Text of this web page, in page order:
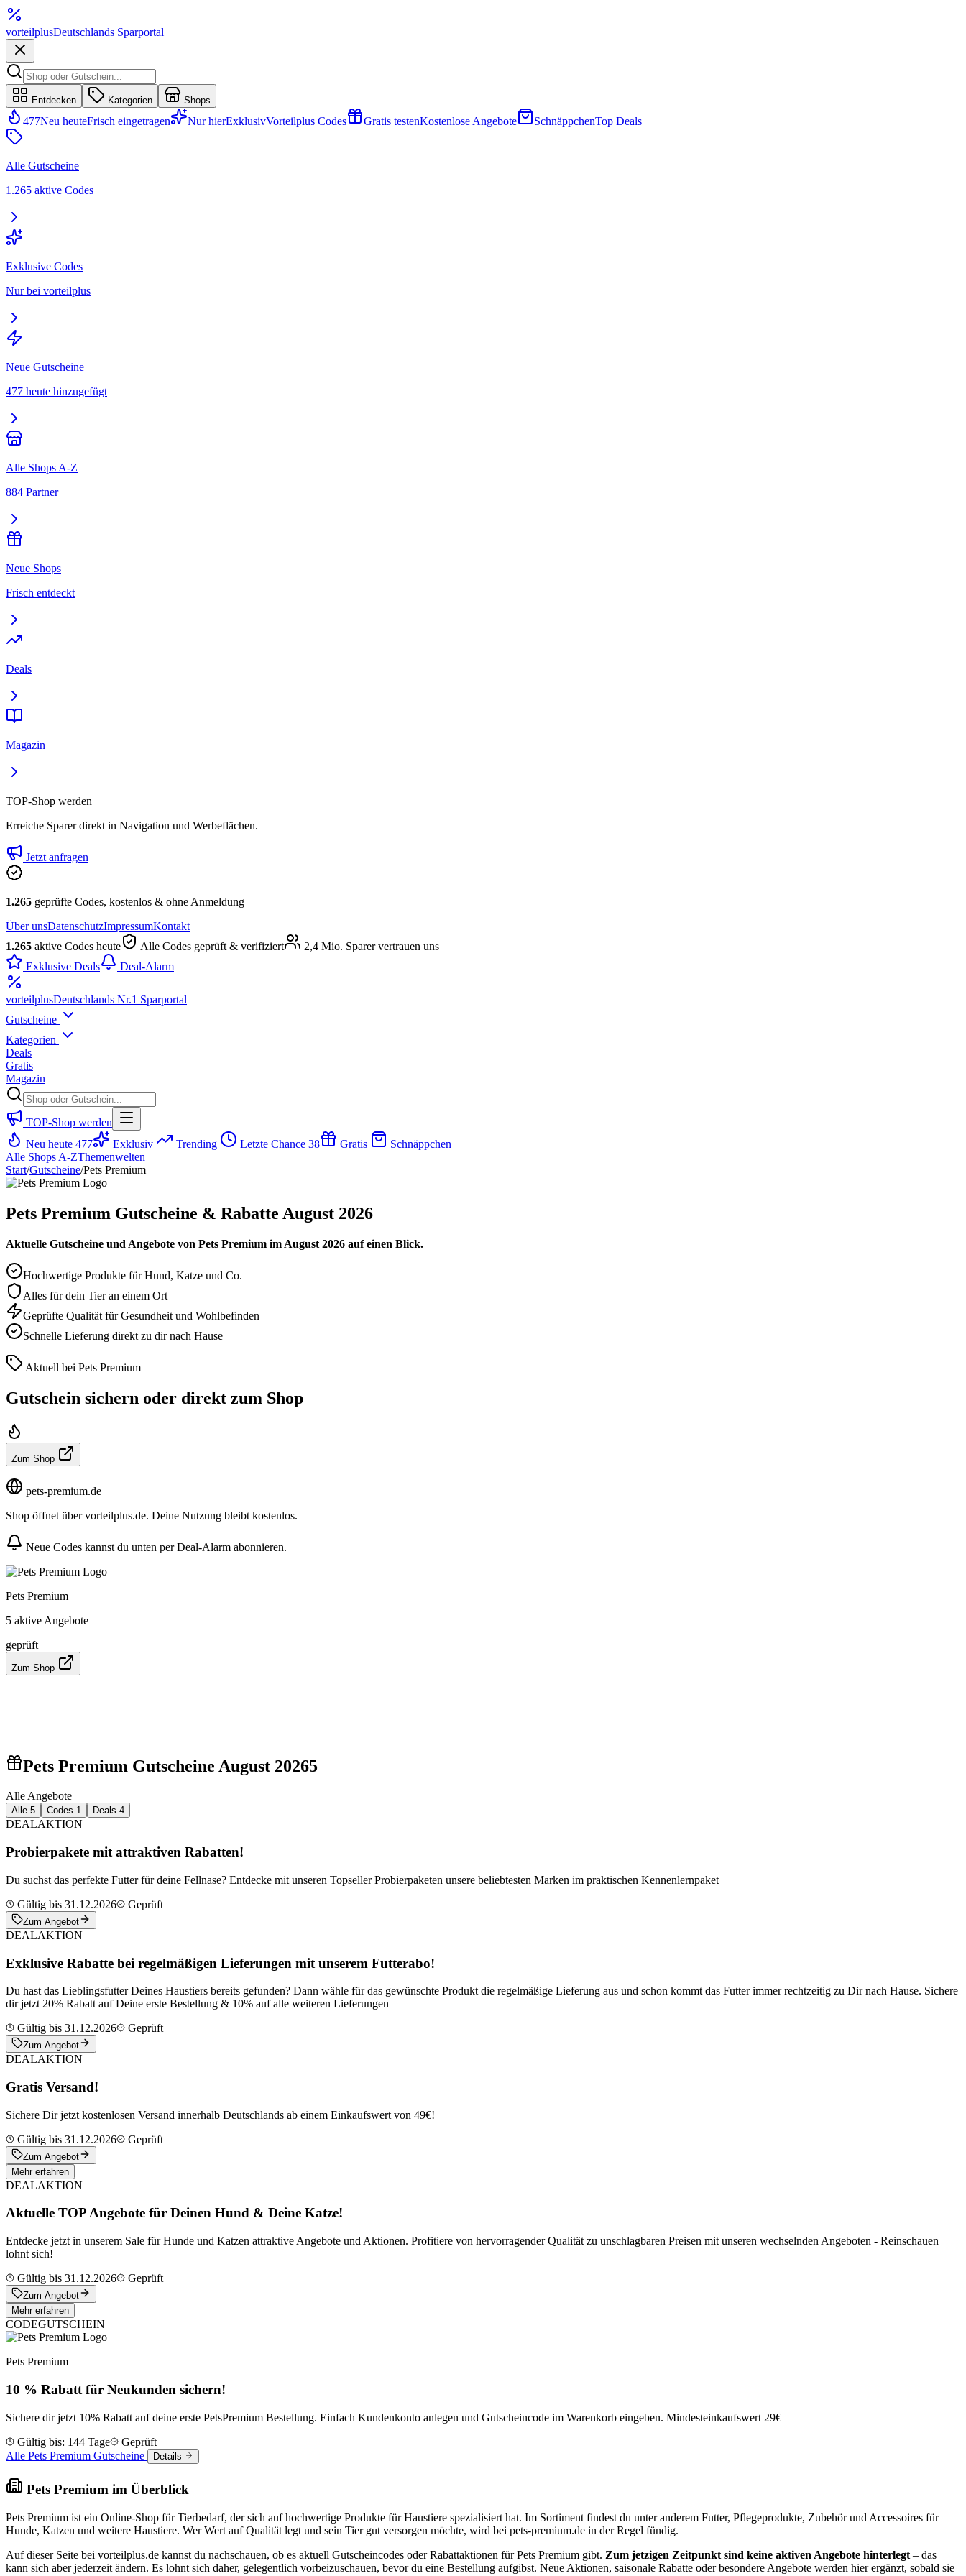
vorteilplusDeutschlands Sparportal
Entdecken Kategorien Shops
477Neu heuteFrisch eingetragen Nur hierExklusivVorteilplus Codes Gratis testenKostenlose Angebote SchnäppchenTop Deals
Alle Gutscheine
1.265 aktive Codes
Exklusive Codes
Nur bei vorteilplus
Neue Gutscheine
477 heute hinzugefügt
Alle Shops A-Z
884 Partner
Neue Shops
Frisch entdeckt
Deals
Magazin
TOP-Shop werden
Erreiche Sparer direkt in Navigation und Werbeflächen.
Jetzt anfragen
1.265 geprüfte Codes, kostenlos & ohne Anmeldung
Über unsDatenschutzImpressumKontakt
1.265 aktive Codes heute Alle Codes geprüft & verifiziert
2,4 Mio. Sparer vertrauen uns
Exklusive Deals
Deal-Alarm
vorteilplusDeutschlands Nr.1 Sparportal
Gutscheine
Kategorien
Deals
Gratis
Magazin
TOP-Shop werden
Neu heute 477 Exklusiv Trending Letzte Chance 38 Gratis
Schnäppchen
Alle Shops A-ZThemenwelten
Start/Gutscheine/Pets Premium
Pets Premium Gutscheine & Rabatte August 2026
Aktuelle Gutscheine und Angebote von Pets Premium im August 2026 auf einen Blick.
Hochwertige Produkte für Hund, Katze und Co.
Alles für dein Tier an einem Ort
Geprüfte Qualität für Gesundheit und Wohlbefinden
Schnelle Lieferung direkt zu dir nach Hause
Aktuell bei Pets Premium
Gutschein sichern oder direkt zum Shop
Zum Shop
pets-premium.de
Shop öffnet über vorteilplus.de. Deine Nutzung bleibt kostenlos.
Neue Codes kannst du unten per Deal-Alarm abonnieren.
Pets Premium
5 aktive Angebote
geprüft
Zum Shop
Pets Premium Gutscheine August 20265
Alle Angebote
Alle 5 Codes 1 Deals 4
DEALAKTION
Probierpakete mit attraktiven Rabatten!
Du suchst das perfekte Futter für deine Fellnase? Entdecke mit unseren Topseller Probierpaketen unsere beliebtesten Marken im praktischen Kennenlernpaket
Gültig bis 31.12.2026
Geprüft
Zum Angebot
DEALAKTION
Exklusive Rabatte bei regelmäßigen Lieferungen mit unserem Futterabo!
Du hast das Lieblingsfutter Deines Haustiers bereits gefunden? Dann wähle für das gewünschte Produkt die regelmäßige Lieferung aus und schon kommt das Futter immer rechtzeitig zu Dir nach Hause. Sichere
dir jetzt 20% Rabatt auf Deine erste Bestellung & 10% auf alle weiteren Lieferungen
Gültig bis 31.12.2026
Geprüft
Zum Angebot
DEALAKTION
Gratis Versand!
Sichere Dir jetzt kostenlosen Versand innerhalb Deutschlands ab einem Einkaufswert von 49€!
Gültig bis 31.12.2026
Geprüft
Zum Angebot
Mehr erfahren
DEALAKTION
Aktuelle TOP Angebote für Deinen Hund & Deine Katze!
Entdecke jetzt in unserem Sale für Hunde und Katzen attraktive Angebote und Aktionen. Profitiere von hervorragender Qualität zu unschlagbaren Preisen mit unseren wechselnden Angeboten - Reinschauen
lohnt sich!
Gültig bis 31.12.2026
Geprüft
Zum Angebot
Mehr erfahren
CODEGUTSCHEIN
Pets Premium
10 % Rabatt für Neukunden sichern!
Sichere dir jetzt 10% Rabatt auf deine erste PetsPremium Bestellung. Einfach Kundenkonto anlegen und Gutscheincode im Warenkorb eingeben. Mindesteinkaufswert 29€
Gültig bis: 144 Tage
Geprüft
Alle Pets Premium Gutscheine
Details
Pets Premium im Überblick
Pets Premium ist ein Online-Shop für Tierbedarf, der sich auf hochwertige Produkte für Haustiere spezialisiert hat. Im Sortiment findest du unter anderem Futter, Pflegeprodukte, Zubehör und Accessoires für
Hunde, Katzen und weitere Haustiere. Wer Wert auf Qualität legt und sein Tier gut versorgen möchte, wird bei pets-premium.de in der Regel fündig.
Auf dieser Seite bei vorteilplus.de kannst du nachschauen, ob es aktuell Gutscheincodes oder Rabattaktionen für Pets Premium gibt. Zum jetzigen Zeitpunkt sind keine aktiven Angebote hinterlegt – das
kann sich aber jederzeit ändern. Es lohnt sich daher, gelegentlich vorbeizuschauen, bevor du eine Bestellung aufgibst. Neue Aktionen, saisonale Rabatte oder besondere Angebote werden hier ergänzt, sobald sie